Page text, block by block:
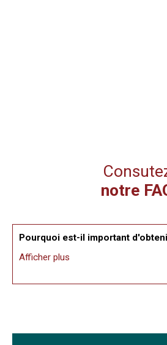
notre
Pourquoi est-il important
avant de vendre mon bien ?
L’estimation de votre bien est
l’état du bien et les tendances
Afficher plus